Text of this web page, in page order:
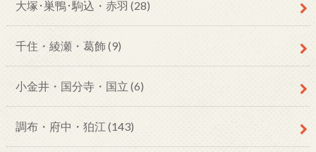
大塚･巣鴨･駒込・赤羽 (28)
千住・綾瀬・葛飾(9)
小金井・国分寺・国立 (6)
調布・府中・狛江 (143)